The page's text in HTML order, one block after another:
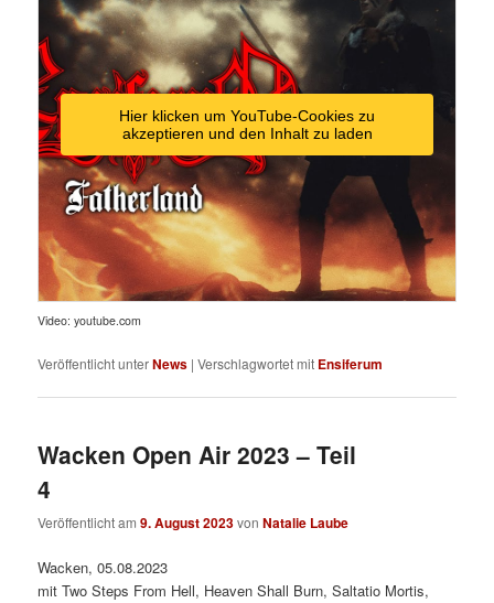
Hier klicken um YouTube-Cookies zu
akzeptieren und den Inhalt zu laden
Video: youtube.com
Veröffentlicht unterNews |Verschlagwortet mit Ensiferum
Wacken Open Air 2023 – Teil
4
Veröffentlicht am9. August 2023vonNatalie Laube
Wacken, 05.08.2023
mit Two Steps From Hell, Heaven Shall Burn, Saltatio Mortis,